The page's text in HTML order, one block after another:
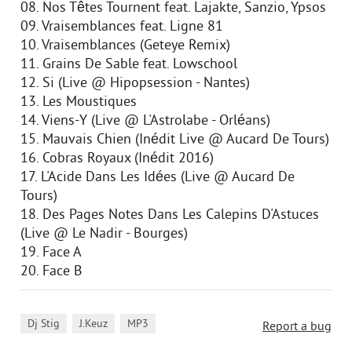
08. Nos Têtes Tournent feat. Lajakte, Sanzio, Ypsos
09. Vraisemblances feat. Ligne 81
10. Vraisemblances (Geteye Remix)
11. Grains De Sable feat. Lowschool
12. Si (Live @ Hipopsession - Nantes)
13. Les Moustiques
14. Viens-Y (Live @ L'Astrolabe - Orléans)
15. Mauvais Chien (Inédit Live @ Aucard De Tours)
16. Cobras Royaux (Inédit 2016)
17. L'Acide Dans Les Idées (Live @ Aucard De
Tours)
18. Des Pages Notes Dans Les Calepins D'Astuces
(Live @ Le Nadir - Bourges)
19. Face A
20. Face B
Report a bug
Dj Stig J.Keuz MP3